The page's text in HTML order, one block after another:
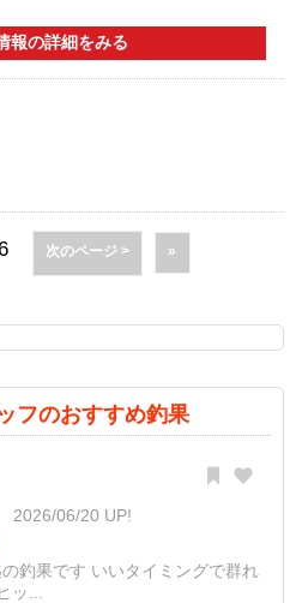
報の詳細をみる
次のページ > »
フのおすすめ釣果
2026/06/20 UP!
釣果です いいタイミングで群れ
ッ...